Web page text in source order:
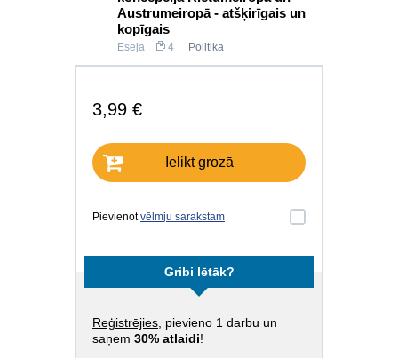
Austrumeiropā - atšķirīgais un
kopīgais
Eseja 4 Politika
3,99 €
Ielikt grozā
Pievienotvēlmju sarakstam
Gribi lētāk?
Reģistrējies , pievieno 1 darbu un
saņem 30% atlaidi!